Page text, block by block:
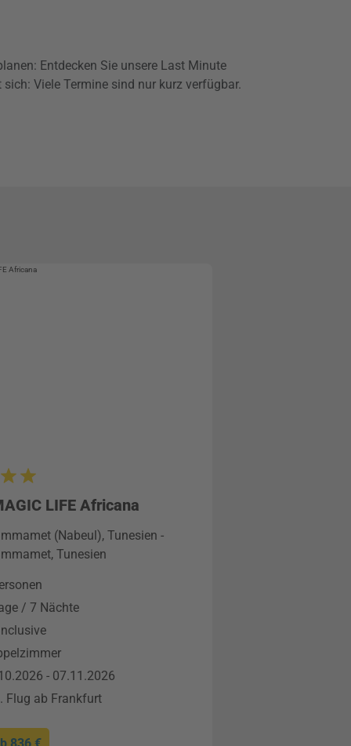
Entdecken Sie unsere Last Minute
Viele Termine sind nur kurz verfügbar.
LIFE Africana
(Nabeul), Tunesien -
Tunesien
/ 7 Nächte
- 07.11.2026
Flug ab Frankfurt